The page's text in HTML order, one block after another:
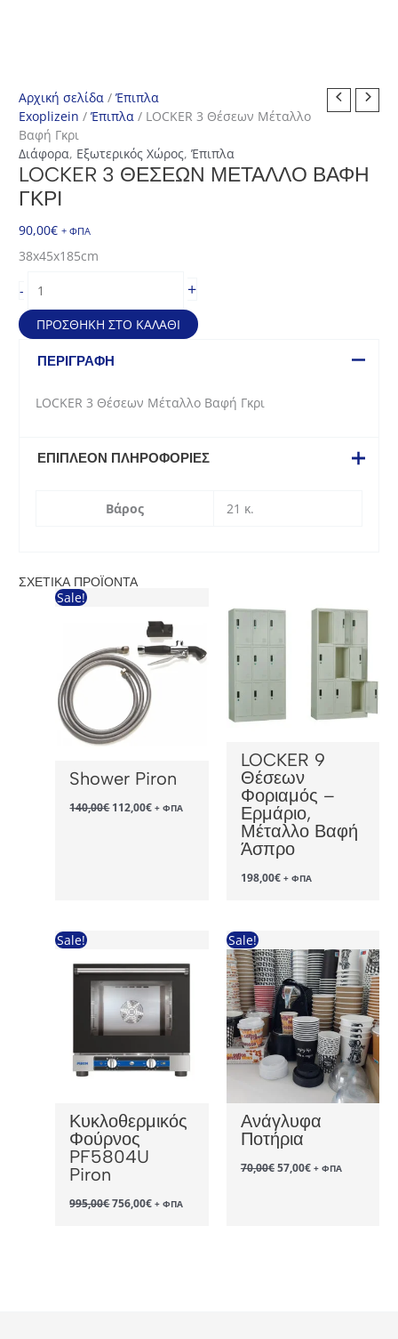
Αρχική σελίδα /Έπιπλα
Exoplizein /Έπιπλα / LOCKER 3 Θέσεων Μέταλλο
Βαφή Γκρι
Διάφορα, Εξωτερικός Χώρος,Έπιπλα
LOCKER 3 ΘΈΣΕΩΝ ΜΈΤΑΛΛΟ ΒΑΦΉ
ΓΚΡΙ
90,00€ + ΦΠΑ
38x45x185cm
-
Θέσεων
Μέταλλο
Βαφή
+
ΠΡΟΣΘΉΚΗ ΣΤΟ ΚΑΛΆΘΙ
ΠΕΡΙΓΡΑΦΉ
LOCKER 3 Θέσεων Μέταλλο Βαφή Γκρι
ΕΠΙΠΛΈΟΝ ΠΛΗΡΟΦΟΡΊΕΣ
Βάρος 21 κ.
ΣΧΕΤΙΚΆ ΠΡΟΪΌΝΤΑ
Sale!
Shower Piron
140,00€ Original
price
112,00€Η+ ΦΠΑ
LOCKER 9
Θέσεων
Φοριαμός –
Ερμάριο,
Μέταλλο Βαφή
Άσπρο
198,00€ + ΦΠΑ
Sale!
Κυκλοθερμικός
Φούρνος
PF5804U
Piron
995,00€Original
price
756,00€Η+ ΦΠΑ
Sale!
Ανάγλυφα
Ποτήρια
70,00€Original
price
57,00€Η+ ΦΠΑ